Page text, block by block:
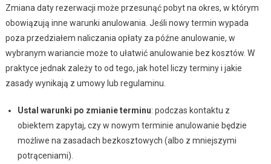
Zmiana daty rezerwacji może przesunąć pobyt na okres, w którym
obowiązują inne warunki anulowania. Jeśli nowy termin wypada
poza przedziałem naliczania opłaty za późne anulowanie, w
wybranym wariancie może to ułatwić anulowanie bez kosztów. W
praktyce jednak zależy to od tego, jak hotel liczy terminy i jakie
zasady wynikają z umowy lub regulaminu.
Ustal warunki po zmianie terminu: podczas kontaktu z
obiektem zapytaj, czy w nowym terminie anulowanie będzie
możliwe na zasadach bezkosztowych (albo z mniejszymi
potrąceniami).